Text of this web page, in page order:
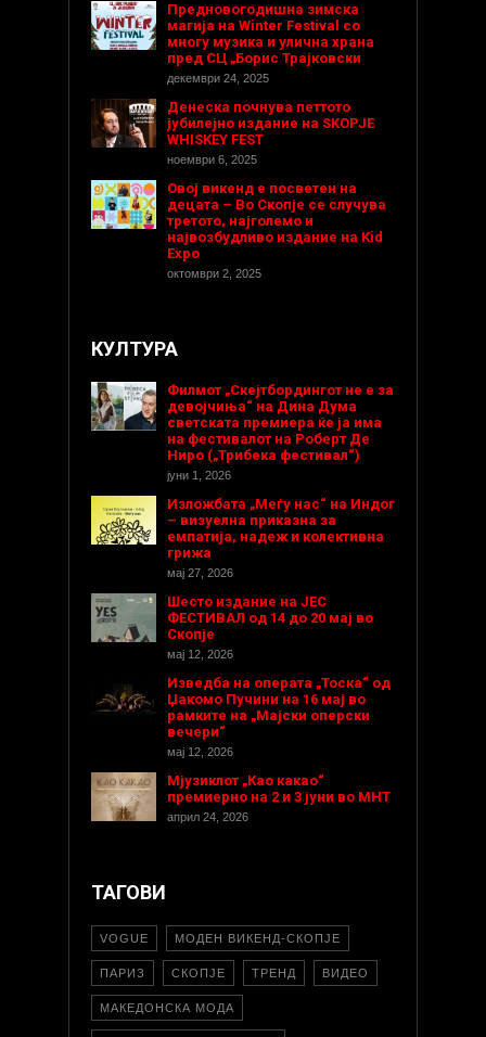
Предновогодишнa зимска
магија на Winter Festival со
многу музика и улична храна
пред СЦ „Борис Трајковски
декември 24, 2025
Денеска почнува петтото
јубилејно издание на SKOPJE
WHISKEY FEST
ноември 6, 2025
Овој викенд е посветен на
децата – Во Скопје се случува
третото, најголемо и
највозбудливо издание на Kid
Expo
октомври 2, 2025
КУЛТУРА
Филмот „Скејтбордингот не е за
девојчиња“ на Дина Дума
светската премиера ќе ја има
на фестивалот на Роберт Де
Ниро („Трибека фестивал“)
јуни 1, 2026
Изложбата „Меѓу нас“ на Индог
– визуелна приказна за
емпатија, надеж и колективна
грижа
мај 27, 2026
Шесто издание на ЈЕС
ФЕСТИВАЛ од 14 до 20 мај во
Скопје
мај 12, 2026
Изведба на операта „Тоска“ од
Џакомо Пучини на 16 мај во
рамките на „Мајски оперски
вечери“
мај 12, 2026
Мјузиклот „Као какао“
премиерно на 2 и 3 јуни во МНТ
април 24, 2026
ТАГОВИ
VOGUE МОДЕН ВИКЕНД-СКОПЈЕ
ПАРИЗ СКОПЈЕ ТРЕНД ВИДЕО
МАКЕДОНСКА МОДА